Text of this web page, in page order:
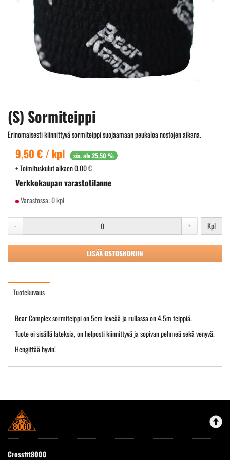
(S) Sormiteippi
Erinomaisesti kiinnittyvä sormiteippi suojaamaan peukaloa nostojen aikana.
9,50 € / kpl sis. alv 25,50 %
+ Toimituskulut alkaen 0,00 €
Verkkokaupan varastotilanne
Varastossa:0 kpl
- + Kpl
LISÄÄ OSTOSKORIIN
Tuotekuvaus
Bear Complex sormiteippi on 5cm leveää ja rullassa on 4,5m teippiä.
Tuote ei sisällä lateksia, on helposti kiinnittyvä ja sopivan pehmeä sekä venyvä.
Hengittää hyvin!
Crossfit8000